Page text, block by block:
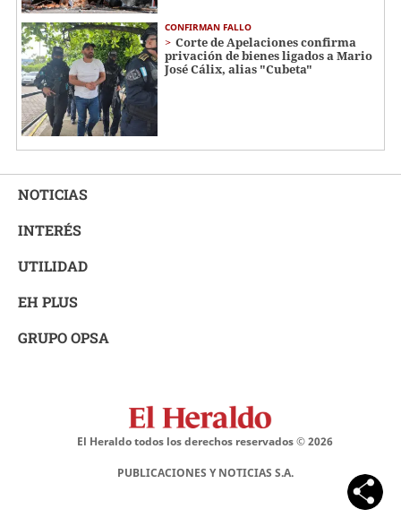
CONFIRMAN FALLO
Corte de Apelaciones confirma
privación de bienes ligados a Mario
José Cálix, alias "Cubeta"
NOTICIAS
INTERÉS
UTILIDAD
EH PLUS
GRUPO OPSA
El Heraldo todos los derechos reservados ©2026
PUBLICACIONES Y NOTICIAS S.A.